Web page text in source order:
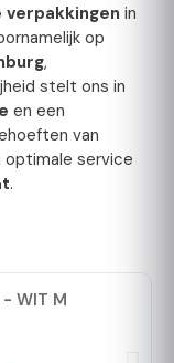
in
op
,
stelt ons in
en een
van
optimale service
.
- WIT M